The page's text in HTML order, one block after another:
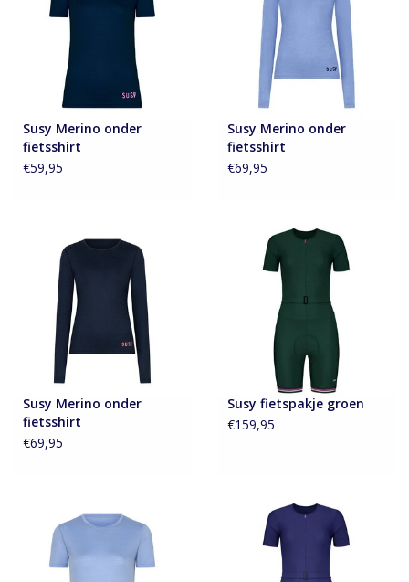
Susy Merino onder
fietsshirt
€59,95
Susy Merino onder
fietsshirt
€69,95
Susy Merino onder
fietsshirt
€69,95
Susy fietspakje groen
€159,95